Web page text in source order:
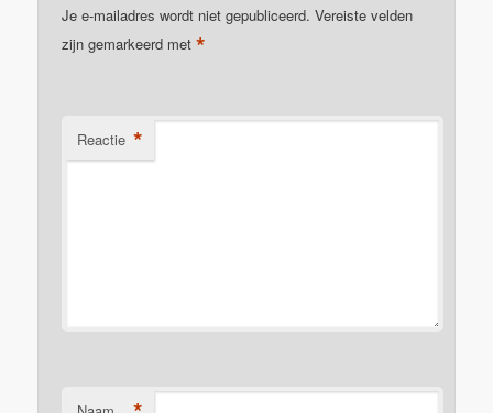
Je e-mailadres wordt niet gepubliceerd. Vereiste velden
zijn gemarkeerd met*
Reactie *